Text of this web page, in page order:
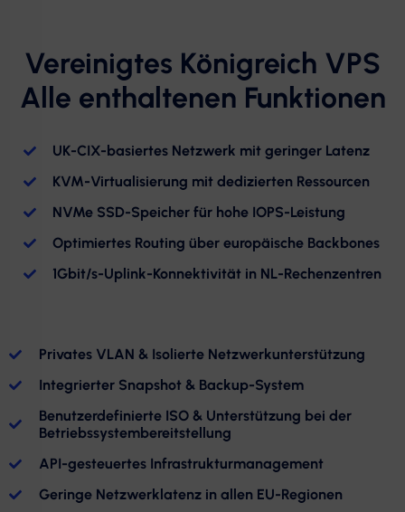
Vereinigtes Königreich VPS
Alle enthaltenen Funktionen
UK-CIX-basiertes Netzwerk mit geringer Latenz
KVM-Virtualisierung mit dedizierten Ressourcen
NVMe SSD-Speicher für hohe IOPS-Leistung
Optimiertes Routing über europäische Backbones
1Gbit/s-Uplink-Konnektivität in NL-Rechenzentren
Privates VLAN & Isolierte Netzwerkunterstützung
Integrierter Snapshot & Backup-System
Benutzerdefinierte ISO & Unterstützung bei der
Betriebssystembereitstellung
API-gesteuertes Infrastrukturmanagement
Geringe Netzwerklatenz in allen EU-Regionen